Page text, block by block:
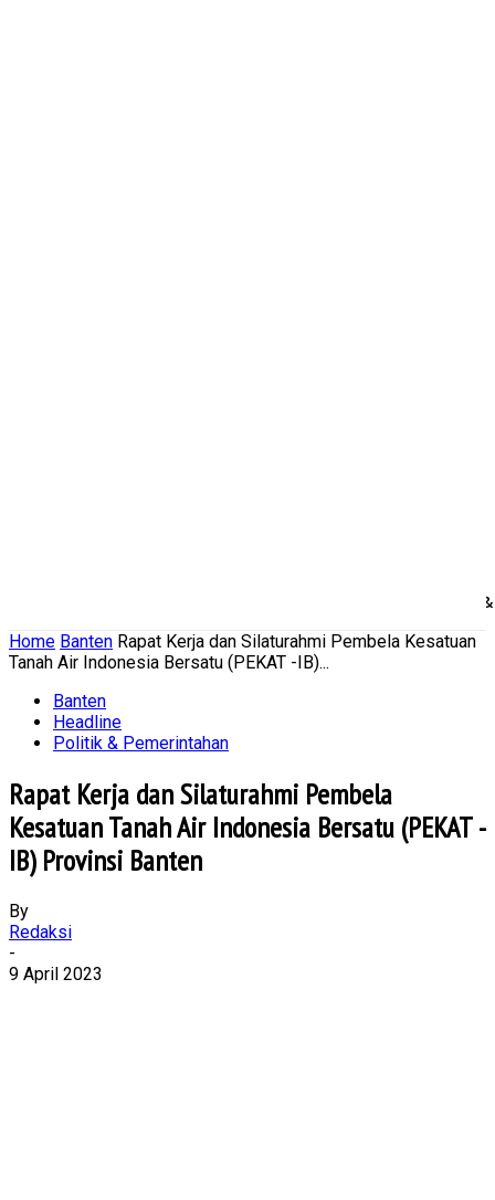
Politik
Home Banten Rapat Kerja dan Silaturahmi Pembela Kesatuan
Tanah Air Indonesia Bersatu (PEKAT -IB)...
Banten
Headline
Politik & Pemerintahan
Rapat Kerja dan Silaturahmi Pembela
Kesatuan Tanah Air Indonesia Bersatu (PEKAT -
IB) Provinsi Banten
By
Redaksi
-
9 April 2023